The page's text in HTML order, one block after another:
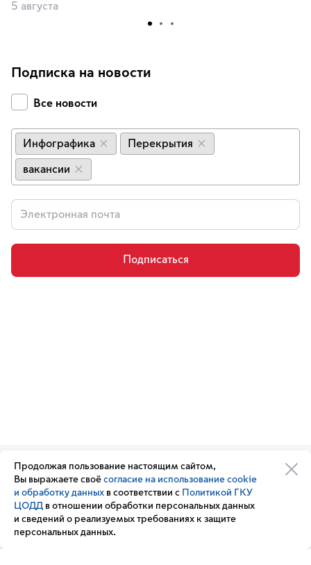
5 августа
Подписка на новости
Все новости
Инфографика Перекрытия
вакансии
Подписаться
Организации транспортного
комплекса
Транспортный комплекс
России
Новости
Обратная связь
Подписка
на новости
Вакансии
Продолжая пользование настоящим сайтом,
Вы выражаете своё согласие на использование cookie
и обработку данных в соответствии с Политикой ГКУ
ЦОДД в отношении обработки персональных данных
и сведений о реализуемых требованиях к защите
персональных данных.